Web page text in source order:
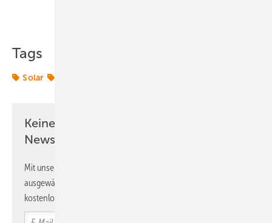
Tags
Solar
Keine Zeit? Kein Problem mit dem ERE
Newsletter!
Mit unserem Newsletter erhalten Sie regelmäßig von uns
ausgewählte Informationen und Neuigkeiten, gebündelt und
kostenlos direkt ins Postfach.